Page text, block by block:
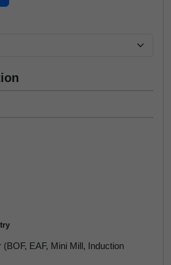
EAF, Mini Mill, Induction